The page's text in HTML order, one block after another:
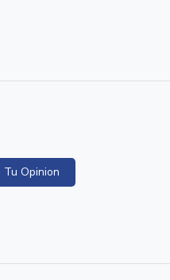
Tu Opinion